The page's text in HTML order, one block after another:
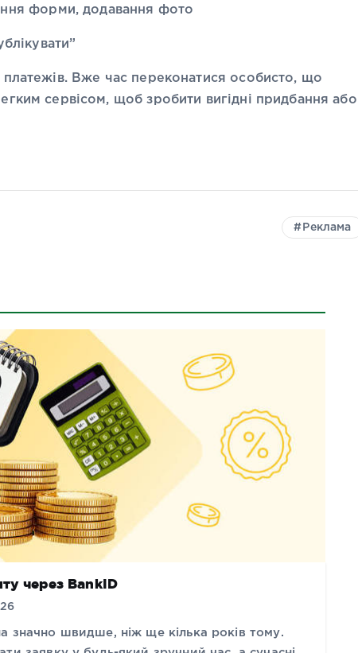
форми, додавання фото
Вже час переконатися особисто, що
сервісом, щоб зробити вигідні придбання або
Реклама
через BankID
значно швидше, ніж ще кілька років тому.